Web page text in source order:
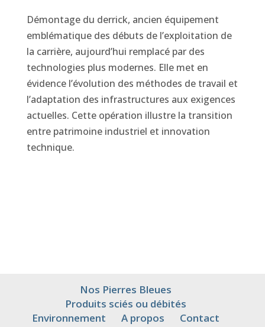
Démontage du derrick, ancien équipement
emblématique des débuts de l’exploitation de
la carrière, aujourd’hui remplacé par des
technologies plus modernes. Elle met en
évidence l’évolution des méthodes de travail et
l’adaptation des infrastructures aux exigences
actuelles. Cette opération illustre la transition
entre patrimoine industriel et innovation
technique.
Nos Pierres Bleues
Produits sciés ou débités
Environnement
A propos
Contact